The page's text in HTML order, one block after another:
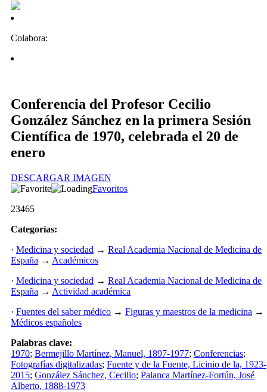
Colabora:
Conferencia del Profesor Cecilio
González Sánchez en la primera Sesión
Científica de 1970, celebrada el 20 de
enero
DESCARGAR IMAGEN
Favoritos
23465
Categorías:
· Medicina y sociedad → Real Academia Nacional de Medicina de
España → Académicos
· Medicina y sociedad → Real Academia Nacional de Medicina de
España → Actividad académica
· Fuentes del saber médico → Figuras y maestros de la medicina →
Médicos españoles
Palabras clave:
1970; Bermejillo Martínez, Manuel, 1897-1977; Conferencias;
Fotografías digitalizadas; Fuente y de la Fuente, Licinio de la, 1923-
2015; González Sánchez, Cecilio; Palanca Martínez-Fortún, José
Alberto, 1888-1973